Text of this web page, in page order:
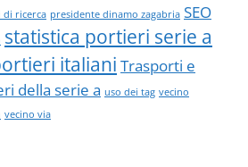
di ricerca presidente dinamo zagabria SEO
statistica portieri serie a
italiani Trasporti e
della serie a uso dei tag vecino
vecino via